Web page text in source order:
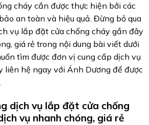
cháy cần được thực hiện bởi các
an toàn và hiệu quả. Đừng bỏ qua
vụ lắp đặt cửa chống cháy gần đây
giá rẻ trong nội dung bài viết dưới
tìm được đơn vị cung cấp dịch vụ
liên hệ ngay với Ánh Dương để được
dịch vụ lắp đặt cửa chống
vụ nhanh chóng, giá rẻ